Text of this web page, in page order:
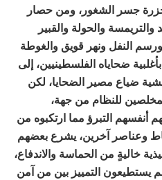
جسر الشغور، ومن حصار
والحولة والقبير
ورسم النفل ونهر قويق والغوطة
ضحاياه الفلسطينيين، إلى
ضياع مصير الضحايا، لكن
للنظام من جهة،
أنفسهم التبرؤ مما ارتكبوه من
وعناصر آخرين، يشرع بعضهم
خاليةٍ من الحماسة والاندفاع،
يستطيعون التمييز بين من آمن